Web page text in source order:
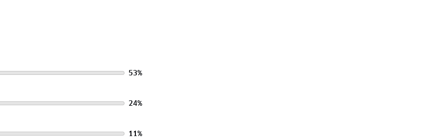
Bluetooth-verbinding met
kabels meer, alleen een soepele
de CarMe 2-in-1 Car Dongle.
automatisch verbinding met
start. Dit betekent dat je
aan handige functies. De
met de gebruiker in gedachten,
53%
24%
11%